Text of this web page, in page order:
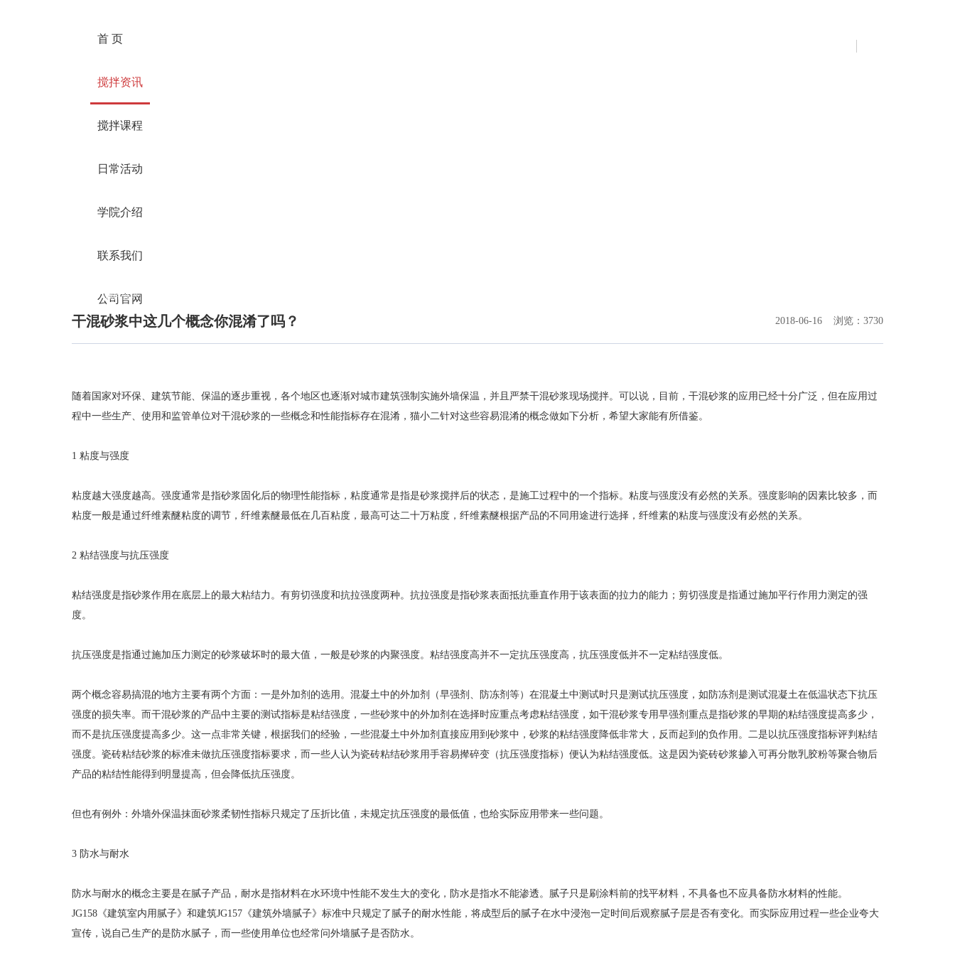
首 页
搅拌资讯
搅拌课程
日常活动
学院介绍
联系我们
公司官网
／搅拌资讯／
干混砂浆中这几个概念你混淆了吗？ 浏览：3730
2018-06-16
随着国家对环保、建筑节能、保温的逐步重视，各个地区也逐渐对城市建筑强制实施外墙保温，并且严禁干混砂浆现场搅拌。可以说，目前，干混砂浆的应用已经十分广泛，但在应用过
程中一些生产、使用和监管单位对干混砂浆的一些概念和性能指标存在混淆，猫小二针对这些容易混淆的概念做如下分析，希望大家能有所借鉴。
1 粘度与强度
粘度越大强度越高。强度通常是指砂浆固化后的物理性能指标，粘度通常是指是砂浆搅拌后的状态，是施工过程中的一个指标。粘度与强度没有必然的关系。强度影响的因素比较多，而
粘度一般是通过纤维素醚粘度的调节，纤维素醚最低在几百粘度，最高可达二十万粘度，纤维素醚根据产品的不同用途进行选择，纤维素的粘度与强度没有必然的关系。
2 粘结强度与抗压强度
粘结强度是指砂浆作用在底层上的最大粘结力。有剪切强度和抗拉强度两种。抗拉强度是指砂浆表面抵抗垂直作用于该表面的拉力的能力；剪切强度是指通过施加平行作用力测定的强
度。
抗压强度是指通过施加压力测定的砂浆破坏时的最大值，一般是砂浆的内聚强度。粘结强度高并不一定抗压强度高，抗压强度低并不一定粘结强度低。
两个概念容易搞混的地方主要有两个方面：一是外加剂的选用。混凝土中的外加剂（早强剂、防冻剂等）在混凝土中测试时只是测试抗压强度，如防冻剂是测试混凝土在低温状态下抗压
强度的损失率。而干混砂浆的产品中主要的测试指标是粘结强度，一些砂浆中的外加剂在选择时应重点考虑粘结强度，如干混砂浆专用早强剂重点是指砂浆的早期的粘结强度提高多少，
而不是抗压强度提高多少。这一点非常关键，根据我们的经验，一些混凝土中外加剂直接应用到砂浆中，砂浆的粘结强度降低非常大，反而起到的负作用。二是以抗压强度指标评判粘结
强度。瓷砖粘结砂浆的标准未做抗压强度指标要求，而一些人认为瓷砖粘结砂浆用手容易撵碎变（抗压强度指标）便认为粘结强度低。这是因为瓷砖砂浆掺入可再分散乳胶粉等聚合物后
产品的粘结性能得到明显提高，但会降低抗压强度。
但也有例外：外墙外保温抹面砂浆柔韧性指标只规定了压折比值，未规定抗压强度的最低值，也给实际应用带来一些问题。
3 防水与耐水
防水与耐水的概念主要是在腻子产品，耐水是指材料在水环境中性能不发生大的变化，防水是指水不能渗透。腻子只是刷涂料前的找平材料，不具备也不应具备防水材料的性能。
JG158《建筑室内用腻子》和建筑JG157《建筑外墙腻子》标准中只规定了腻子的耐水性能，将成型后的腻子在水中浸泡一定时间后观察腻子层是否有变化。而实际应用过程一些企业夸大
宣传，说自己生产的是防水腻子，而一些使用单位也经常问外墙腻子是否防水。